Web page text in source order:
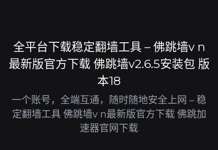
全平台下载稳定翻墙工具 – 佛跳墙v n
最新版官方下载 佛跳墙v2.6.5安装包 版
本18
一个账号，全端互通，随时随地安全上网 – 稳
定翻墙工具 佛跳墙v n最新版官方下载 佛跳加
速器官网下载